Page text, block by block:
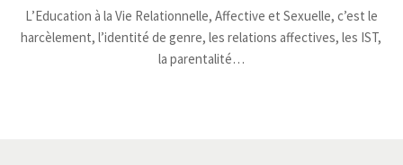
L’Education à la Vie Relationnelle, Affective et Sexuelle, c’est le
harcèlement, l’identité de genre, les relations affectives, les IST,
la parentalité…